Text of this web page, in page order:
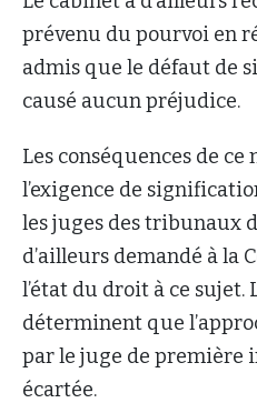
prévenu du pourvoi en
admis que le défaut de
causé aucun préjudice.
Les conséquences de
l’exigence de
les juges des tribunaux
d’ailleurs demandé à la
l’état du droit à ce sujet.
déterminent que
par le juge de première
écartée.